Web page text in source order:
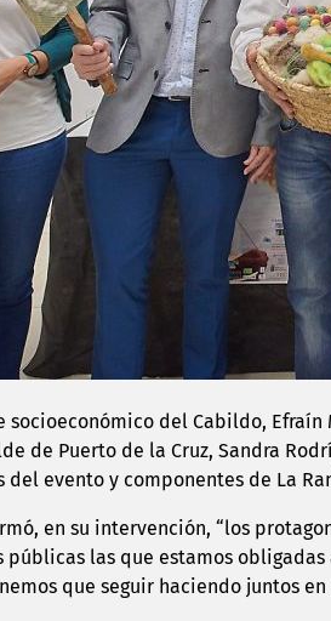
socioeconómico del Cabildo,
de Puerto de la Cruz, Sandra
del evento y componentes de La
en su intervención, “los
las que estamos
que seguir haciendo juntos